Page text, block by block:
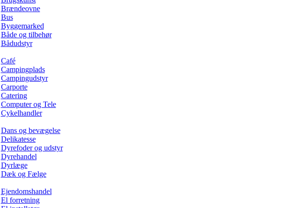
Brændeovne
Bus
Byggemarked
Både og tilbehør
Bådudstyr
Café
Campingplads
Campingudstyr
Carporte
Catering
Computer og Tele
Cykelhandler
Dans og bevægelse
Delikatesse
Dyrefoder og udstyr
Dyrehandel
Dyrlæge
Dæk og Fælge
Ejendomshandel
El forretning